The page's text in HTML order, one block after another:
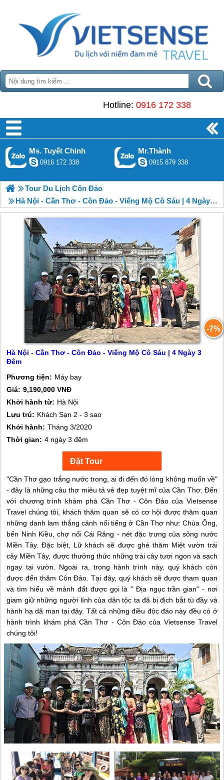
Hotline: 0916 172 338
Ms. Tuyết Chinh
0916 172 338
Mr.Thành
0915 879 338
Tour Du Lịch Côn Đảo
Hà Nội - Cần Thơ - Côn Đảo - Viếng Mộ Cô Sáu | 4 Ngày 3 Đêm
-7%
Hà Nội - Cần Thơ - Côn Đảo - Viếng Mộ Cô Sáu | 4 Ngày 3
Đêm
Phương tiện: Máy bay
Giá: 9,190,000 VNĐ
Khởi hành từ: Hà Nội
Lưu trú: Khách Sạn 2 - 3 sao
Khởi hành: Tháng 3/2020
Thời gian: 4 ngày 3 đêm
"Cần Thơ gạo trắng nước trong, ai đi đến đó lòng không muốn về"
- đây là những câu thơ miêu tả vẻ đẹp tuyệt mĩ của Cần Thơ. Đến
với chương trình khám phá Cần Thơ - Côn Đảo của Vietsense
Travel chúng tôi,
khách thăm quan sẽ có cơ hội được thăm quan
những danh lam thắng cảnh nổi tiếng ở Cần Thơ như: Chùa Ông,
bến Ninh Kiều, chợ nổi Cái Răng - nét đặc trưng của sông nước
Miền Tây. Đặc biệt, Lữ khách sẽ được ghé thăm Miệt vườn trái
cây Miền Tây, được thưởng thức những trái cây tươi ngon và sạch
ngay tại vườn. Ngoài ra, trong hành trình này, quý khách còn
được đến thăm Côn Đảo. Tại đây, quý khách sẽ được tham quan
và tìm hiểu về mảnh đất được gọi là " Địa ngục trần gian" - nơi
giam giữ những người lính của dân tộc ta đã bị địch bắt tù đầy và
hành hạ dã man tại đây. Tất cả những điều độc đáo này đều có ở
hành trình khám phá Cần Thơ - Côn Đảo của Vietsense Travel
chúng tôi!